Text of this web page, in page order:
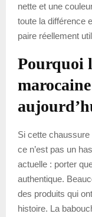
nette et une
toute la différence
paire réellement
Pourquoi
Si cette
ce n’est pas un
actuelle : porter
authentique.
des produits qui
histoire. La